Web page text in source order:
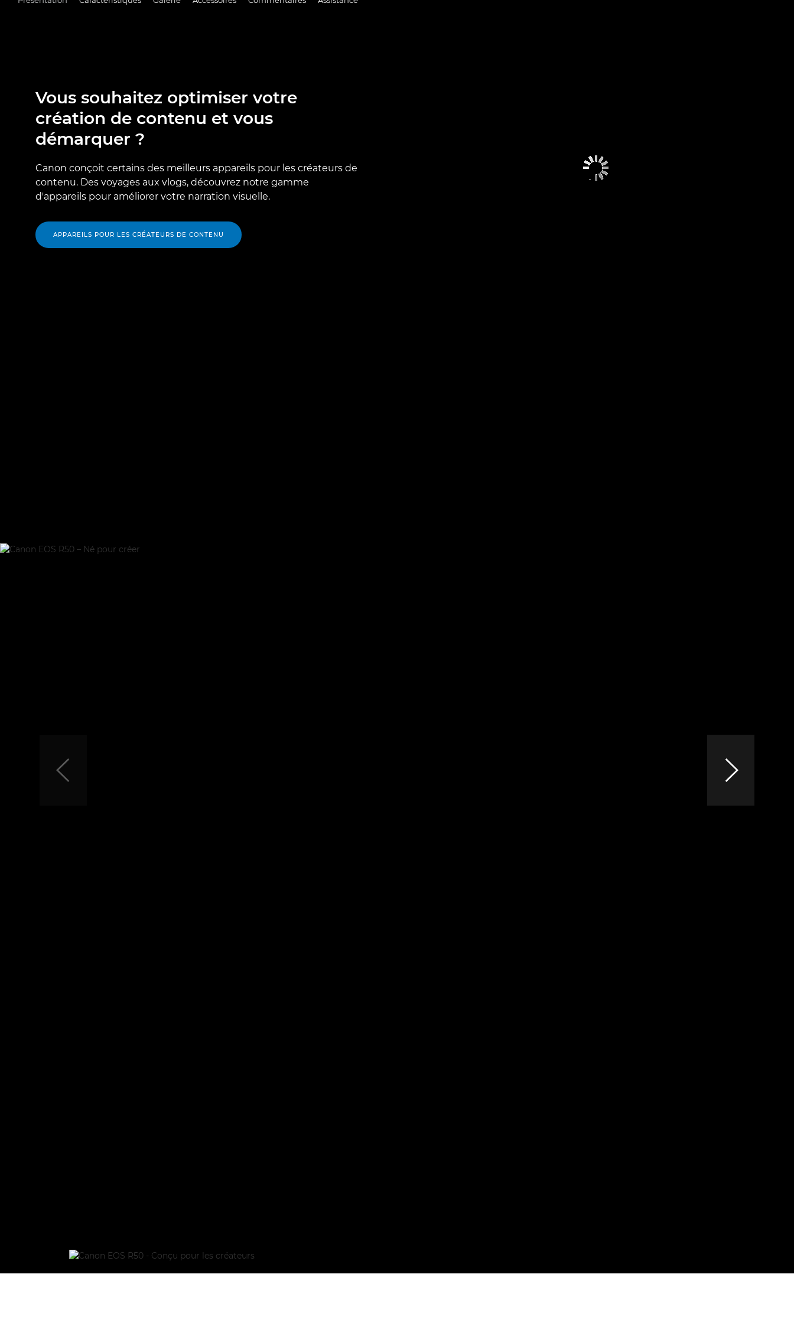
Vous souhaitez optimiser votre
création de contenu et vous
démarquer ?
Canon conçoit certains des meilleurs appareils pour les créateurs de
contenu. Des voyages aux vlogs, découvrez notre gamme
d'appareils pour améliorer votre narration visuelle.
APPAREILS POUR LES CRÉATEURS DE CONTENU